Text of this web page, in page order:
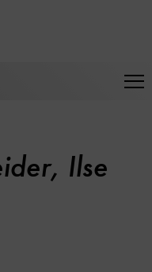
Ilse